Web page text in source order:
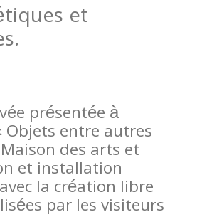
et
présentée à
Objets entre autres
des arts et
et installation
la création libre
par les visiteurs